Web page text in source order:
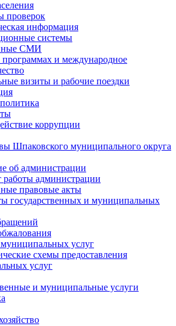
проверок
информация
системы
СМИ
программах и международное
визиты и рабочие поездки
коррупции
Шпаковского муниципального округа
об администрации
работы администрации
правовые акты
государственных и муниципальных
услуг
схемы предоставления
услуг
и муниципальные услуги